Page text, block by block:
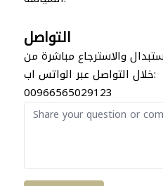
التواصل
والاسترجاع مباشرة من
خلال التواصل عبر الواتس اب:
00966565029123